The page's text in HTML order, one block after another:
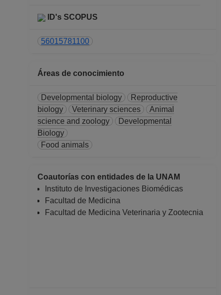
hasta 15-03-2017
CARRERA
ASOCIADO C TC No
Definitivo
hasta 31-05-2016
ID's SCOPUS
56015781100
Áreas de conocimiento
Developmental biology
Reproductive
biology
Veterinary sciences
Animal
science and zoology
Developmental
Biology
Food animals
Coautorías con entidades de la UNAM
Instituto de Investigaciones Biomédicas
Facultad de Medicina
Facultad de Medicina Veterinaria y Zootecnia